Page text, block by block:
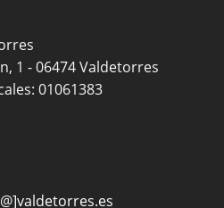
1 - 06474 Valdetorres
01061383